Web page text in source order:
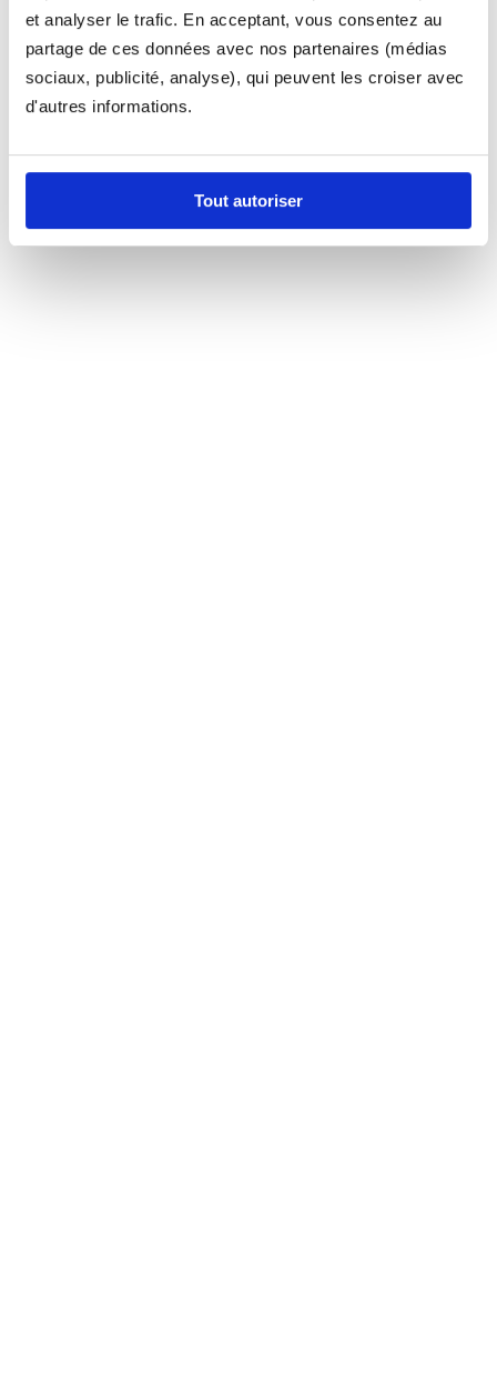
et analyser le trafic. En acceptant, vous consentez au
partage de ces données avec nos partenaires (médias
sociaux, publicité, analyse), qui peuvent les croiser avec
d'autres informations.
Tout autoriser